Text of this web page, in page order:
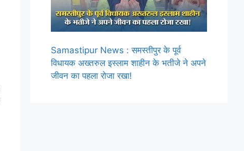
Samastipur News : समस्तीपुर के पूर्व
विधायक अख्तरुल इस्लाम शाहीन के भतीजे ने अपने
जीवन का पहला रोजा रखा!